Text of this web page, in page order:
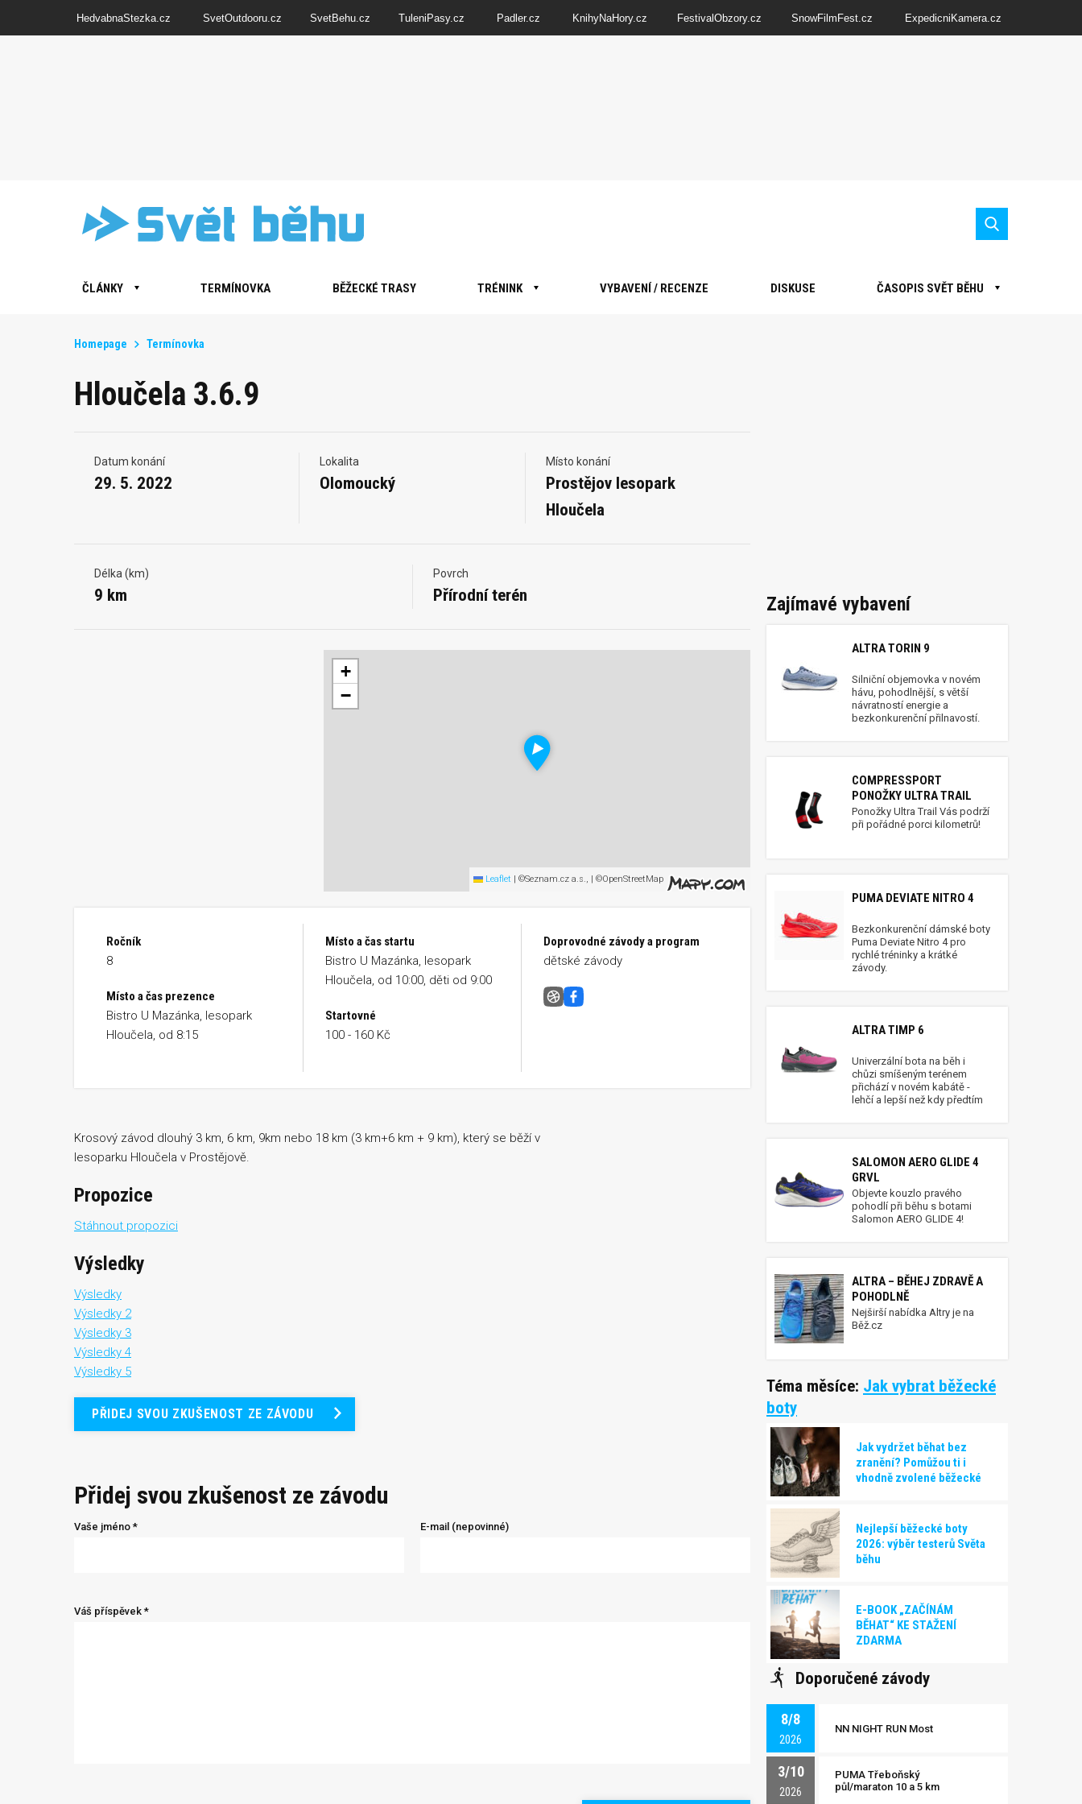
HedvabnaStezka.cz SvetOutdooru.cz SvetBehu.cz TuleniPasy.cz Padler.cz KnihyNaHory.cz FestivalObzory.cz SnowFilmFest.cz ExpedicniKamera.cz
ČLÁNKY TERMÍNOVKA BĚŽECKÉ TRASY TRÉNINK VYBAVENÍ / RECENZE DISKUSE ČASOPIS SVĚT BĚHU
Homepage Termínovka
Hloučela 3.6.9
Datum konání
29. 5. 2022
Lokalita
Olomoucký
Místo konání
Prostějov lesopark
Hloučela
Délka (km)
9 km
Povrch
Přírodní terén
+
−
Leaflet | ©Seznam.cz a.s., | ©OpenStreetMap
Ročník
8
Místo a čas prezence
Bistro U Mazánka, lesopark
Hloučela, od 8:15
Místo a čas startu
Bistro U Mazánka, lesopark
Hloučela, od 10:00, děti od 9:00
Startovné
100 - 160 Kč
Doprovodné závody a program
dětské závody
Hloučela 3.6.9
Facebook
Krosový závod dlouhý 3 km, 6 km, 9km nebo 18 km (3 km+6 km + 9 km), který se běží v
lesoparku Hloučela v Prostějově.
Propozice
Stáhnout propozici
Výsledky
Výsledky
Výsledky 2
Výsledky 3
Výsledky 4
Výsledky 5
PŘIDEJ SVOU ZKUŠENOST ZE ZÁVODU
Přidej svou zkušenost ze závodu
Vaše jméno * E-mail (nepovinné)
Váš příspěvek *
Zajímavé vybavení
ALTRA TORIN 9
Silniční objemovka v novém
hávu, pohodlnější, s větší
návratností energie a
bezkonkurenční přilnavostí.
COMPRESSPORT
PONOŽKY ULTRA TRAIL
Ponožky Ultra Trail Vás podrží
při pořádné porci kilometrů!
PUMA DEVIATE NITRO 4
Bezkonkurenční dámské boty
Puma Deviate Nitro 4 pro
rychlé tréninky a krátké
závody.
ALTRA TIMP 6
Univerzální bota na běh i
chůzi smíšeným terénem
přichází v novém kabátě -
lehčí a lepší než kdy předtím
SALOMON AERO GLIDE 4
GRVL
Objevte kouzlo pravého
pohodlí při běhu s botami
Salomon AERO GLIDE 4!
ALTRA – BĚHEJ ZDRAVĚ A
POHODLNĚ
Nejširší nabídka Altry je na
Běž.cz
Téma měsíce: Jak vybrat běžecké
boty
Jak vydržet běhat bez
zranění? Pomůžou ti i
vhodně zvolené běžecké
Nejlepší běžecké boty
2026: výběr testerů Světa
běhu
E-BOOK „ZAČÍNÁM
BĚHAT“ KE STAŽENÍ
ZDARMA
Doporučené závody
8/8
2026
NN NIGHT RUN Most
3/10
2026
PUMA Třeboňský
půl/maraton 10 a 5 km